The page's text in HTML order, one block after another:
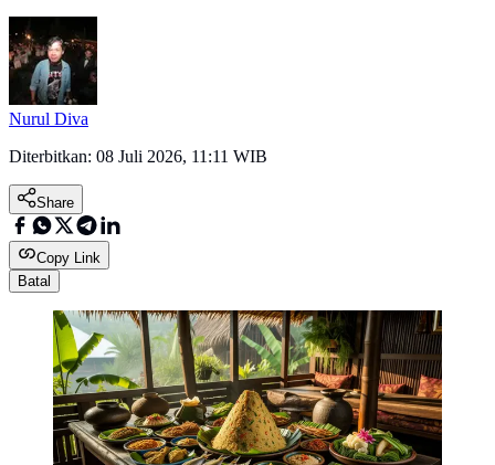
Nurul Diva
Diterbitkan: 08 Juli 2026, 11:11 WIB
Share
Copy Link
Batal